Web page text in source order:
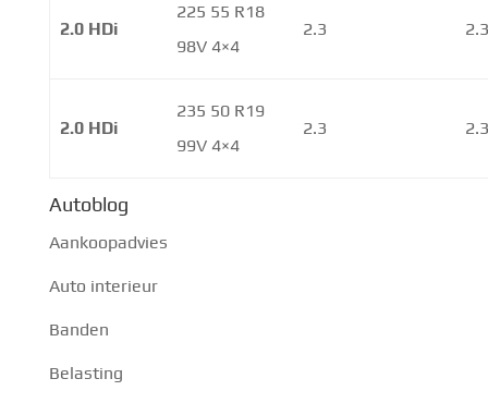
2.0 HDi
225 55 R18
98V 4×4
2.3
2.0 HDi
235 50 R19
99V 4×4
2.3
Autoblog
Aankoopadvies
Auto interieur
Banden
Belasting